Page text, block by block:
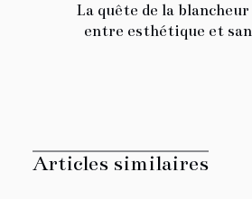
La quête de la
entre esthétique et
Articles similaires